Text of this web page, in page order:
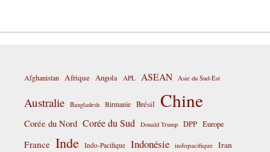
Afghanistan Afrique Angola APL ASEAN Asie du Sud-Est
Australie Bangladesh Birmanie Brésil Chine
Corée du Nord Corée du Sud Donald Trump DPP Europe
France Inde Indo-Pacifique Indonésie indopacifique Iran